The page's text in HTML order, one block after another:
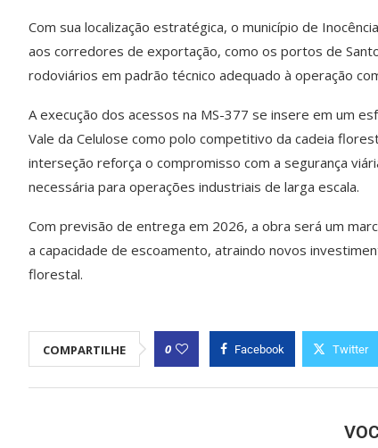
Com sua localização estratégica, o município de
aos corredores de exportação, como os portos de
rodoviários em padrão técnico adequado à operação
A execução dos acessos na MS-377 se insere em um
Vale da Celulose como polo competitivo da cadeia
interseção reforça o compromisso com a segurança
necessária para operações industriais de larga escala.
Com previsão de entrega em 2026, a obra será um
a capacidade de escoamento, atraindo novos
florestal.
COMPARTILHE 0 Facebook Twitter